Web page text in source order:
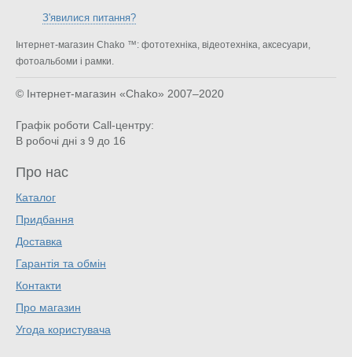
З'явилися питання?
Інтернет-магазин Chako ™: фототехніка, відеотехніка, аксесуари,
фотоальбоми і рамки.
© Інтернет-магазин «Chako» 2007–2020
Графік роботи Call-центру:
В робочі дні з 9 до 16
Про нас
Каталог
Придбання
Доставка
Гарантія та обмін
Контакти
Про магазин
Угода користувача